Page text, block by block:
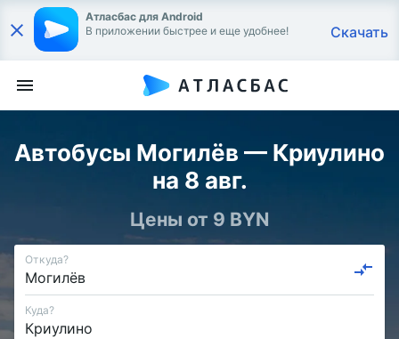
Атласбас для Android
В приложении быстрее и еще удобнее!
Скачать
Автобусы Могилёв — Криулино
на 8 авг.
Цены от 9 BYN
Откуда?
Куда?